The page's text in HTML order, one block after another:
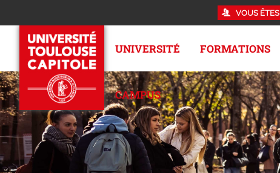
VOUS ÊTES
UNIVERSITÉ FORMATIONS
CAMPUS